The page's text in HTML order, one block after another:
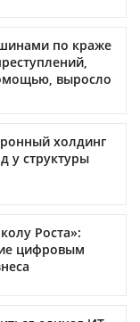
по краже
выросло
холдинг
у структуры
Роста»:
цифровым